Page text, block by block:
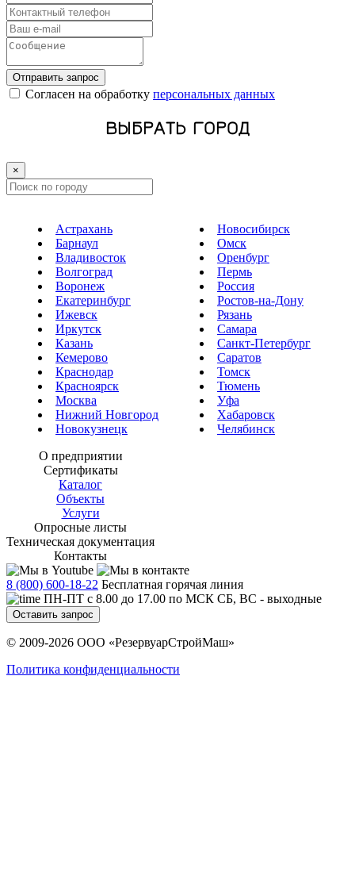
Отправить запрос
Cогласен на обработку персональных данных
ВЫБРАТЬ ГОРОД
×
Астрахань
Барнаул
Владивосток
Волгоград
Воронеж
Екатеринбург
Ижевск
Иркутск
Казань
Кемерово
Краснодар
Красноярск
Москва
Нижний Новгород
Новокузнецк
Новосибирск
Омск
Оренбург
Пермь
Россия
Ростов-на-Дону
Рязань
Самара
Санкт-Петербург
Саратов
Томск
Тюмень
Уфа
Хабаровск
Челябинск
О предприятии
Сертификаты
Каталог
Объекты
Услуги
Опросные листы
Техническая документация
Контакты
8 (800) 600-18-22 Бесплатная горячая линия
ПН-ПТ с 8.00 до 17.00 по МСК СБ, ВС - выходные
Оставить запрос
© 2009-2026 ООО «РезервуарСтройМаш»
Политика конфиденциальности